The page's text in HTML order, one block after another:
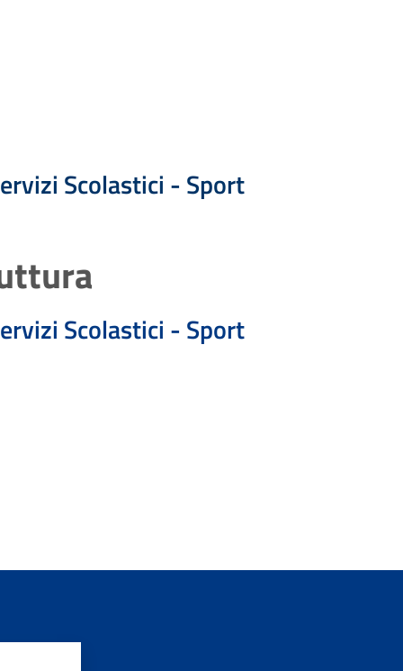
Scolastici - Sport
Scolastici - Sport